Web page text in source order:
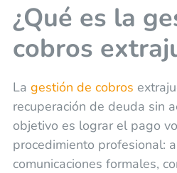
¿Qué es la
cobros
La gestión de cobros
recuperación de deuda sin
objetivo es lograr el pago
procedimiento profesional:
comunicaciones formales,